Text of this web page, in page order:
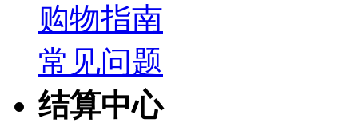
购物指南
常见问题
结算中心